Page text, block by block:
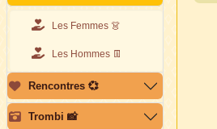
Les Femmes 👗
Les Hommes 👖
Rencontres 💞
Trombi 📸